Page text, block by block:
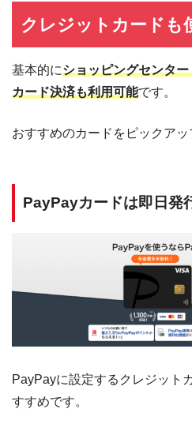
クレジットカードも
基本的にショッピングセンタ
カード決済も利用可能です。
おすすめのカードをピックアッ
PayPayカードは即日発
PayPayに設定するクレジット
すすめです。